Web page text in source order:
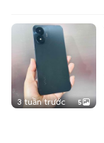
3 tuần trước 5